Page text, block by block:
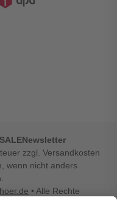
SALENewsletter
zzgl. Versandkosten
wenn nicht anders
• Alle Rechte